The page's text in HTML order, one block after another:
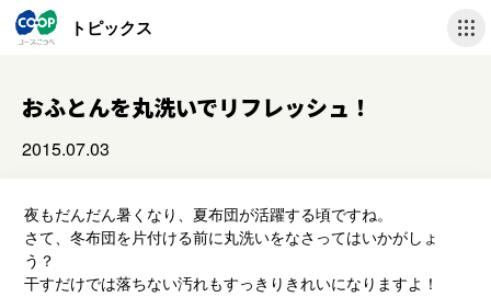
トピックス
おふとんを丸洗いでリフレッシュ！
2015.07.03
夜もだんだん暑くなり、夏布団が活躍する頃ですね。
さて、冬布団を片付ける前に丸洗いをなさってはいかがしょ
う？
干すだけでは落ちない汚れもすっきりきれいになりますよ！